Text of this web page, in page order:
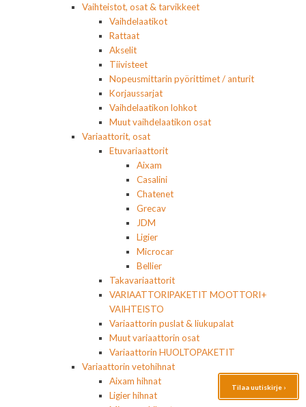
Vaihteistot, osat & tarvikkeet
Vaihdelaatikot
Rattaat
Akselit
Tiivisteet
Nopeusmittarin pyörittimet / anturit
Korjaussarjat
Vaihdelaatikon lohkot
Muut vaihdelaatikon osat
Variaattorit, osat
Etuvariaattorit
Aixam
Casalini
Chatenet
Grecav
JDM
Ligier
Microcar
Bellier
Takavariaattorit
VARIAATTORIPAKETIT MOOTTORI+
VAIHTEISTO
Variaattorin puslat & liukupalat
Muut variaattorin osat
Variaattorin HUOLTOPAKETIT
Variaattorin vetohihnat
Aixam hihnat
Ligier hihnat
Tilaa uutiskirje ›